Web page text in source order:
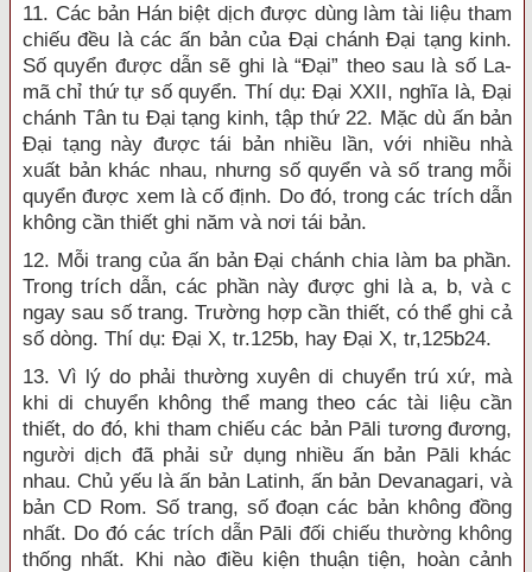
11. Các bản Hán biệt dịch được dùng làm tài liệu tham
chiếu đều là các ấn bản của Đại chánh Đại tạng kinh.
Số quyển được dẫn sẽ ghi là “Đại” theo sau là số La-
mã chỉ thứ tự số quyển. Thí dụ: Đại XXII, nghĩa là, Đại
chánh Tân tu Đại tạng kinh, tập thứ 22. Mặc dù ấn bản
Đại tạng này được tái bản nhiều lần, với nhiều nhà
xuất bản khác nhau, nhưng số quyển và số trang mỗi
quyển được xem là cố định. Do đó, trong các trích dẫn
không cần thiết ghi năm và nơi tái bản.
12. Mỗi trang của ấn bản Đại chánh chia làm ba phần.
Trong trích dẫn, các phần này được ghi là a, b, và c
ngay sau số trang. Trường hợp cần thiết, có thể ghi cả
số dòng. Thí dụ: Đại X, tr.125b, hay Đại X, tr,125b24.
13. Vì lý do phải thường xuyên di chuyển trú xứ, mà
khi di chuyển không thể mang theo các tài liệu cần
thiết, do đó, khi tham chiếu các bản Pāli tương đương,
người dịch đã phải sử dụng nhiều ấn bản Pāli khác
nhau. Chủ yếu là ấn bản Latinh, ấn bản Devanagari, và
bản CD Rom. Số trang, số đoạn các bản không đồng
nhất. Do đó các trích dẫn Pāli đối chiếu thường không
thống nhất. Khi nào điều kiện thuận tiện, hoàn cảnh